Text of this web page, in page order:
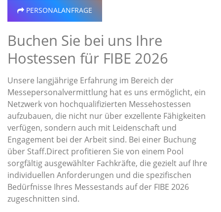
PERSONALANFRAGE
Buchen Sie bei uns Ihre
Hostessen für FIBE 2026
Unsere langjährige Erfahrung im Bereich der
Messepersonalvermittlung hat es uns ermöglicht, ein
Netzwerk von hochqualifizierten Messehostessen
aufzubauen, die nicht nur über exzellente Fähigkeiten
verfügen, sondern auch mit Leidenschaft und
Engagement bei der Arbeit sind. Bei einer Buchung
über Staff.Direct profitieren Sie von einem Pool
sorgfältig ausgewählter Fachkräfte, die gezielt auf Ihre
individuellen Anforderungen und die spezifischen
Bedürfnisse Ihres Messestands auf der FIBE 2026
zugeschnitten sind.